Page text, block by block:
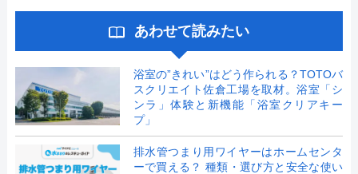
あわせて読みたい
浴室の”きれい”はどう作られる？TOTOバ
スクリエイト佐倉工場を取材。浴室「シ
ンラ」体験と新機能「浴室クリアキー
プ」
排水管つまり用ワイヤーはホームセンタ
ーで買える？ 種類・選び方と安全な使い